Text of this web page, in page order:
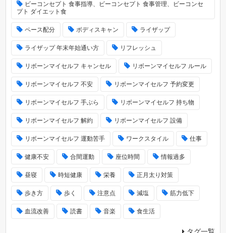
ビーコンセプト 食事指導、ビーコンセプト 食事管理、ビーコンセ
プト ダイエット食
ペース配分 ボディスキャン ライザップ
ライザップ 年末年始通い方 リフレッシュ
リボーンマイセルフ キャンセル リボーンマイセルフ ルール
リボーンマイセルフ 不安 リボーンマイセルフ 予約変更
リボーンマイセルフ 手ぶら リボーンマイセルフ 持ち物
リボーンマイセルフ 解約 リボーンマイセルフ 設備
リボーンマイセルフ 運動苦手 ワークスタイル 仕事
健康不安 合間運動 座位時間 情報過多
昼寝 時短健康 栄養 正月太り対策
歩き方 歩く 注意点 減塩 筋力低下
血流改善 読書 音楽 食生活